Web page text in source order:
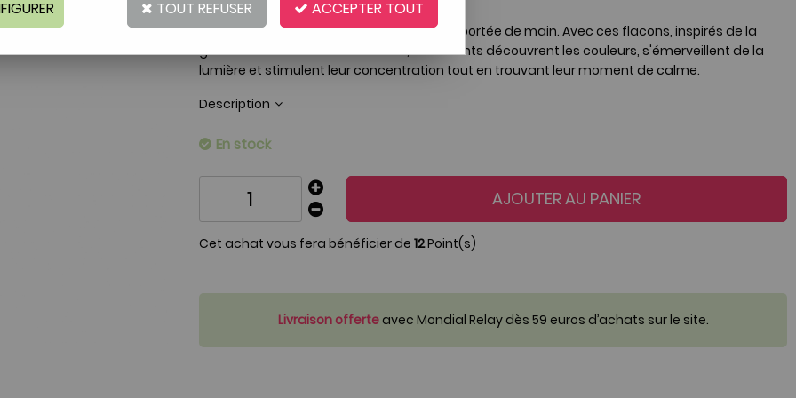
Réf. :AR0000332
Lumière, couleur et magie. L'arc-en-ciel à portée de main. Avec ces flacons, inspirés de la
gamme de couleurs de la nature, les enfants découvrent les couleurs, s'émerveillent de la
lumière et stimulent leur concentration tout en trouvant leur moment de calme.
Description
En stock
AJOUTER AU PANIER
Cet achat vous fera bénéficier de 12Point(s)
Livraison offerteavec Mondial Relay dès 59 euros d’achats sur le site.
TOUT REFUSER ACCEPTER TOUT